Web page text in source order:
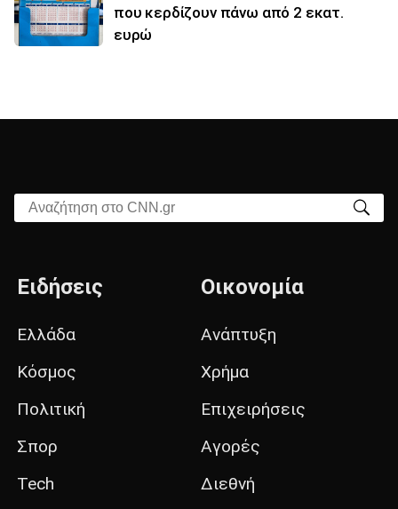
που κερδίζουν πάνω από 2 εκατ.
ευρώ
Αναζήτηση στο CNN.gr
Ειδήσεις
Ελλάδα
Κόσμος
Πολιτική
Σπορ
Tech
Οικονομία
Ανάπτυξη
Χρήμα
Επιχειρήσεις
Αγορές
Διεθνή